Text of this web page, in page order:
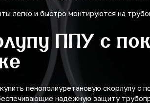
легко и быстро монтируются на
ППУ с
пенополиуретановую скорлупу с
надёжную защиту